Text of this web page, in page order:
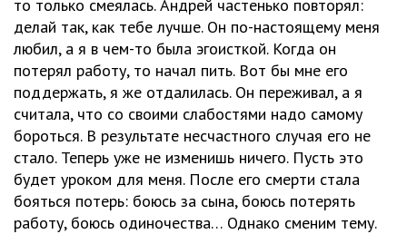
то только смеялась. Андрей частенько повторял:
делай так, как тебе лучше. Он по-настоящему меня
любил, а я в чем-то была эгоисткой. Когда он
потерял работу, то начал пить. Вот бы мне его
поддержать, я же отдалилась. Он переживал, а я
считала, что со своими слабостями надо самому
бороться. В результате несчастного случая его не
стало. Теперь уже не изменишь ничего. Пусть это
будет уроком для меня. После его смерти стала
бояться потерь: боюсь за сына, боюсь потерять
работу, боюсь одиночества… Однако сменим тему.